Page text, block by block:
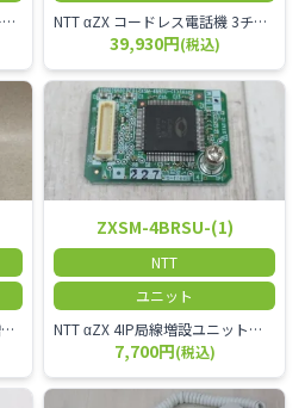
NTT αZXシリーズ デジタルコードレス電話機（黒） 倉庫や工場など、オフィスから離れて仕事をする方に適しています。 コードレス単体では使用できないので、別途、専用の主装置及びアンテナが必要です。
NTT αZX コードレス電話機 3チャンネル用 接続装置 マスター デジタルコードレス（ZX-DCL-PS等）の専用管理用アンテナです。
39,930円(税込)
NTT αZX シリーズ スター1ch増設接続装置 コードレス接続用アンテナ ZX-DCL-S1CS-1M ZX-DCL-PS等と組み合わせて使用します。 ZX-DCL-PSを複数台接続できますが同時に通話できるのは１台のみです。
ZXSM-4BRSU-(1)
NTT
ユニット
NTT αZX 4IP局線増設ユニット ひかり電話オフィスタイプで4ch以上にしたい場合必要となるユニットです。
7,700円(税込)